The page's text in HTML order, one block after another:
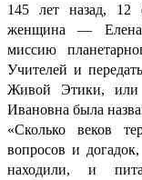
145 лет назад,
женщина — Елена
миссию
Учителей и
Живой Этики, или
Ивановна была
«Сколько веков
вопросов и
находили, и